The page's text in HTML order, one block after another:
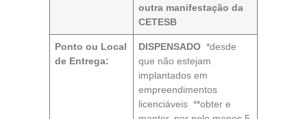
outra manifestação da
CETESB
Ponto ou Local
de Entrega:
DISPENSADO *desde
que não estejam
implantados em
empreendimentos
licenciáveis **obter e